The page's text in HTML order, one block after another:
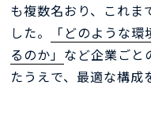
も複数名おり、これま
した。
「どのような
るのか」 など企業ごと
たうえで、最適な構成